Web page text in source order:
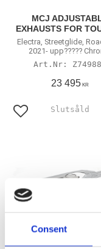
Consent
MCJ
EXHAUSTS FOR
Electra, Streetglide,
2021- upp?????
23 495KR
Lägg till i favoriter